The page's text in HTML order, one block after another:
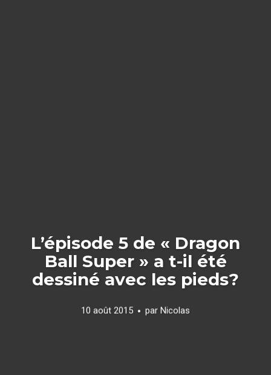
L’épisode 5 de « Dragon
Ball Super » a t-il été
dessiné avec les pieds?
10 août 2015 par Nicolas